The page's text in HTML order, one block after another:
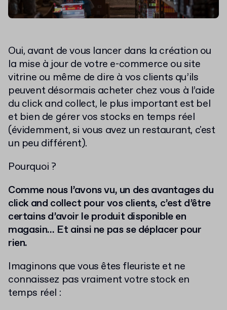
Oui, avant de vous lancer dans la création ou
la mise à jour de votre e-commerce ou site
vitrine ou même de dire à vos clients qu’ils
peuvent désormais acheter chez vous à l’aide
du click and collect, le plus important est bel
et bien de gérer vos stocks en temps réel
(évidemment, si vous avez un restaurant, c'est
un peu différent).
Pourquoi ?
Comme nous l’avons vu, un des avantages du
click and collect pour vos clients, c’est d’être
certains d’avoir le produit disponible en
magasin… Et ainsi ne pas se déplacer pour
rien.
Imaginons que vous êtes fleuriste et ne
connaissez pas vraiment votre stock en
temps réel :